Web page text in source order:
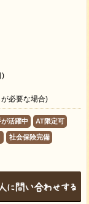
)
必要な場合)
活躍中 AT限定可
社会保険完備